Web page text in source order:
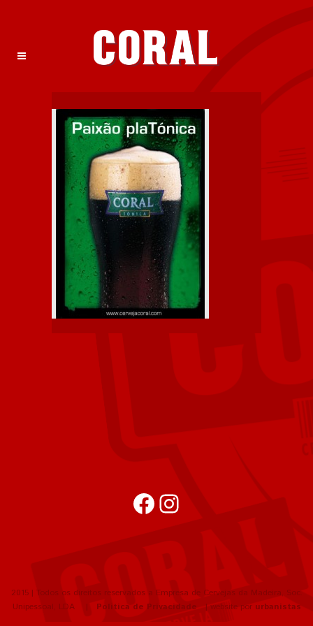
FacebookInstagram
2015 | Todos os direitos reservados a Empresa de Cervejas da Madeira, Soc.
Unipessoal, LDA | Política de Privacidade | website por urbanistas